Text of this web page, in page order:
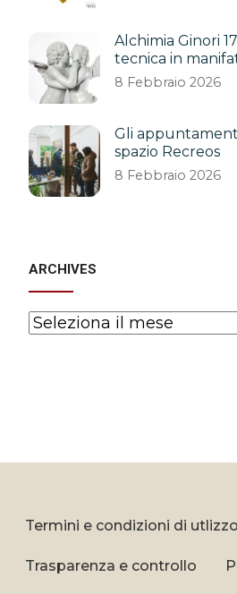
Alchimia Ginori
tecnica in
8 Febbraio 2026
Gli
spazio Recreos
8 Febbraio 2026
ARCHIVES
Archives
Termini e condizioni di utlizzo
Trasparenza e controllo